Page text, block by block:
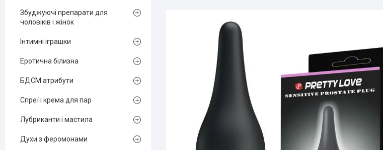
Збуджуючі препарати для
чоловіків і жінок
Інтимні іграшки
Еротична білизна
БДСМ атрибути
Спреї і крема для пар
Лубриканти і мастила
Духи з феромонами